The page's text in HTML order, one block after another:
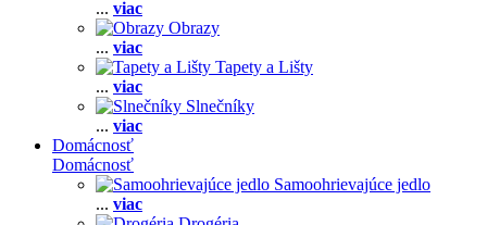
... viac
Obrazy
... viac
Tapety a Lišty
... viac
Slnečníky
... viac
Domácnosť
Domácnosť
Samoohrievajúce jedlo
... viac